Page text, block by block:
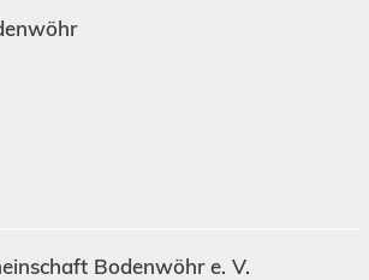
Bodenwöhr e. V.